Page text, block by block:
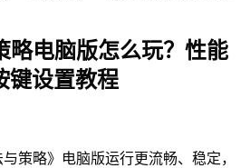
略电脑版怎么玩？性能
键设置教程
策略》电脑版运行更流畅、稳定，